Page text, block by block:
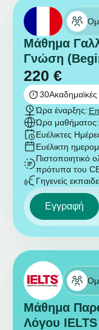
Μάθημα
Γνώση
220 €
30
Ώρα έναρξης:
Ώρα μαθήματος:
Ευέλικτες
Ευέλικτη
Πιστοποιητικό
πρότυπα του
Γηγενείς
Εγγραφή
Μάθημα
Λόγου